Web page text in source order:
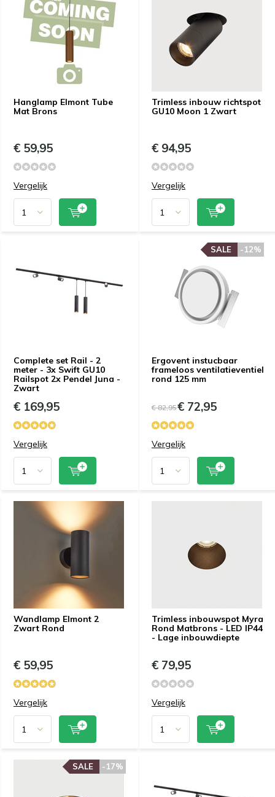
Hanglamp Elmont Tube
Mat Brons
€ 59,95
Vergelijk
Trimless inbouw richtspot
GU10 Moon 1 Zwart
€ 94,95
Vergelijk
Complete set Rail - 2
meter - 3x Swift GU10
Railspot 2x Pendel Juna -
Zwart
€ 169,95
Vergelijk
Ergovent instucbaar
frameloos ventilatieventiel
rond 125 mm
-12%
SALE
€ 82,95€ 72,95
Vergelijk
Wandlamp Elmont 2
Zwart Rond
€ 59,95
Vergelijk
Trimless inbouwspot Myra
Rond Matbrons - LED IP44
- Lage inbouwdiepte
€ 79,95
Vergelijk
-17%
SALE